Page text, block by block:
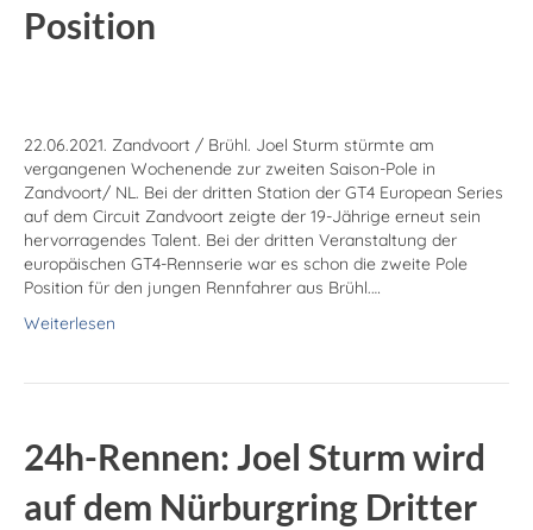
Position
22.06.2021. Zandvoort / Brühl. Joel Sturm stürmte am
vergangenen Wochenende zur zweiten Saison-Pole in
Zandvoort/ NL. Bei der dritten Station der GT4 European Series
auf dem Circuit Zandvoort zeigte der 19-Jährige erneut sein
hervorragendes Talent. Bei der dritten Veranstaltung der
europäischen GT4-Rennserie war es schon die zweite Pole
Position für den jungen Rennfahrer aus Brühl.…
Weiterlesen
24h-Rennen: Joel Sturm wird
auf dem Nürburgring Dritter